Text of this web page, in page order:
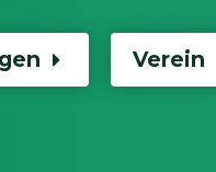
Verein